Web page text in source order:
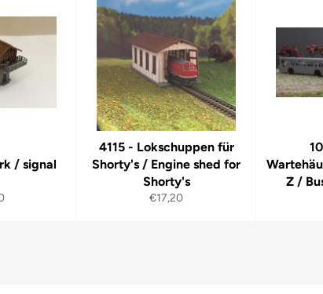
/ signal
4115 - Lokschuppen für
Shorty's / Engine shed for
Shorty's
Normaler
€17,20
Z /